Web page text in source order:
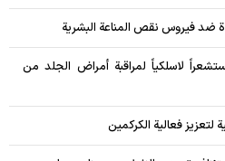
ضد فيروس نقص المناعة البشرية
لاسلكياً لمراقبة أمراض الجلد من
لتعزيز فعالية الكركمين